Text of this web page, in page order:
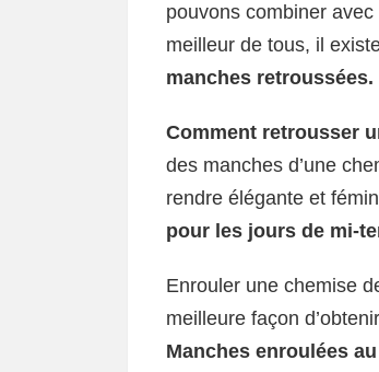
pouvons combiner avec
meilleur de tous, il
manches retroussées.
Comment retrousser
des manches d’une
rendre élégante et
pour les jours de mi-
Enrouler une chemise
meilleure façon
Manches enroulées